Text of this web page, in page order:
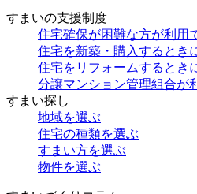
すまいの支援制度
住宅確保が困難な方が利用
住宅を新築・購入するとき
住宅をリフォームするとき
分譲マンション管理組合が
すまい探し
地域を選ぶ
住宅の種類を選ぶ
すまい方を選ぶ
物件を選ぶ